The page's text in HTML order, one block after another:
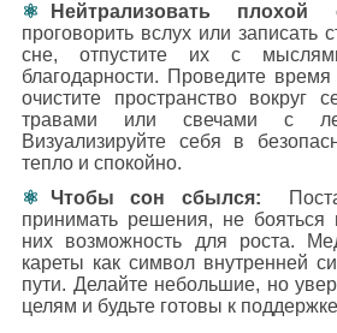
Нейтрализовать плохой
проговорить вслух или записать
сне, отпустите их с
благодарности. Проведите
очистите пространство вокруг
травами или свечами с
Визуализируйте себя в
тепло и спокойно.
Чтобы сон сбылся:
принимать решения, не
них возможность для роста.
кареты как символ внутренней
пути. Делайте небольшие, но
целям и будьте готовы к